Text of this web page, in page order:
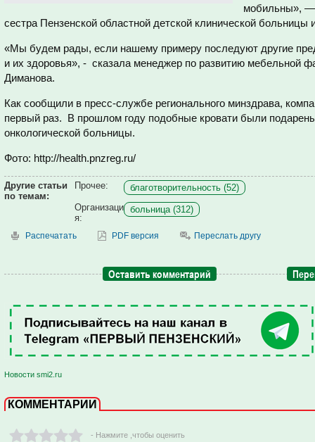
мобильны», —
сестра Пензенской областной детской клинической
«Мы будем рады, если нашему примеру последуют другие
и их здоровья», - сказала менеджер по развитию мебельной
Диманова.
Как сообщили в пресс-службе регионального минздрава,
первый раз. В прошлом году подобные кровати были
онкологической больницы.
Фото: http://health.pnzreg.ru/
Другие статьи
по темам:
Прочее:
благотворительность (52)
Организаци
я:
больница (312)
Распечатать PDF версия Переслать другу
Оставить комментарий
Новости smi2.ru
КОММЕНТАРИИ
- Нажмите ,чтобы оценить